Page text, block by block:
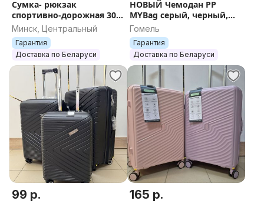
Сумка- рюкзак
спортивно-дорожная 30
литров + Бесплатная
ОТПРАВКА по РБ
Минск, Центральный
Гарантия
Доставка по Беларуси
НОВЫЙ Чемодан PP
MYBag серый, черный,
темно-серый (L-165 руб) +
БЕСПЛАТНАЯ ОТПРАВКА
Гомель
Гарантия
Доставка по Беларуси
99 р. 165 р.